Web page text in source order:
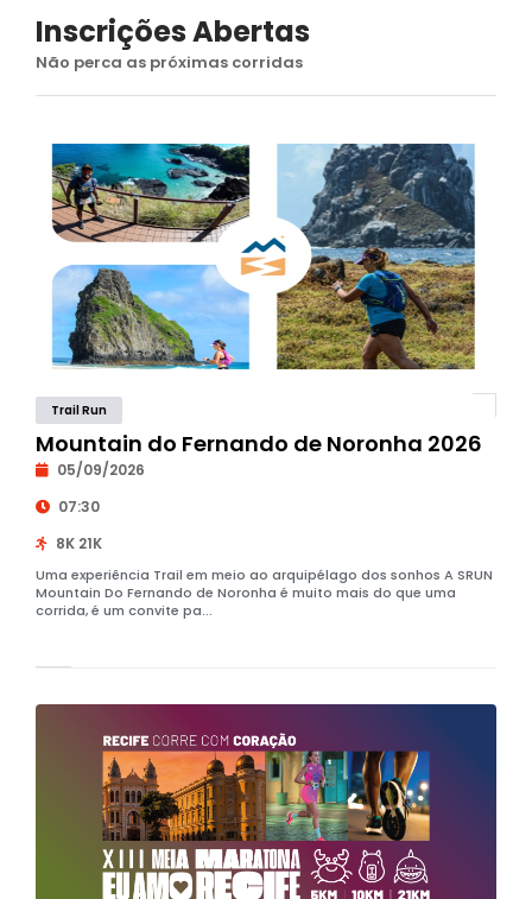
Inscrições Abertas
Não perca as próximas corridas
Trail Run
Mountain do Fernando de Noronha 2026
05/09/2026
07:30
8K 21K
Uma experiência Trail em meio ao arquipélago dos sonhos A SRUN
Mountain Do Fernando de Noronha é muito mais do que uma
corrida, é um convite pa...